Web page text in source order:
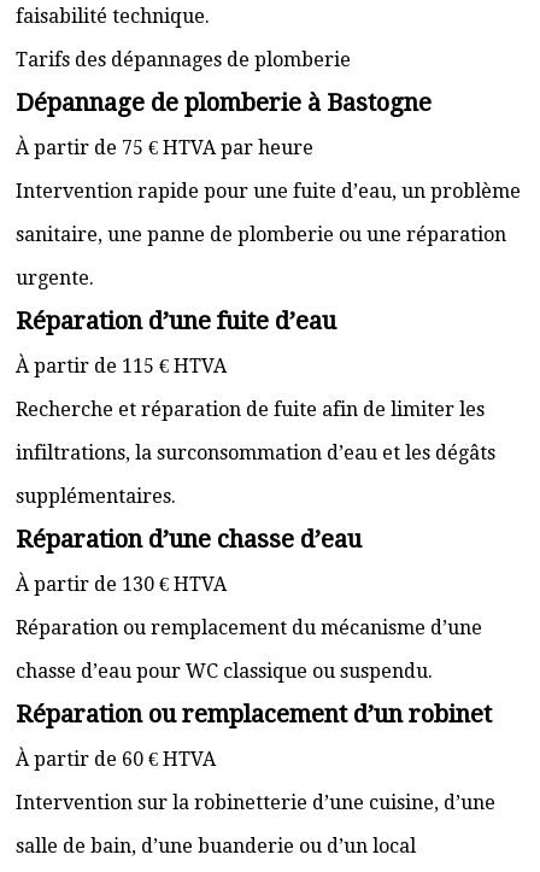
faisabilité technique.
Tarifs des dépannages de plomberie
Dépannage de plomberie à Bastogne
À partir de 75 € HTVA par heure
Intervention rapide pour une fuite d’eau, un problème
sanitaire, une panne de plomberie ou une réparation
urgente.
Réparation d’une fuite d’eau
À partir de 115 € HTVA
Recherche et réparation de fuite afin de limiter les
infiltrations, la surconsommation d’eau et les dégâts
supplémentaires.
Réparation d’une chasse d’eau
À partir de 130 € HTVA
Réparation ou remplacement du mécanisme d’une
chasse d’eau pour WC classique ou suspendu.
Réparation ou remplacement d’un robinet
À partir de 60 € HTVA
Intervention sur la robinetterie d’une cuisine, d’une
salle de bain, d’une buanderie ou d’un local